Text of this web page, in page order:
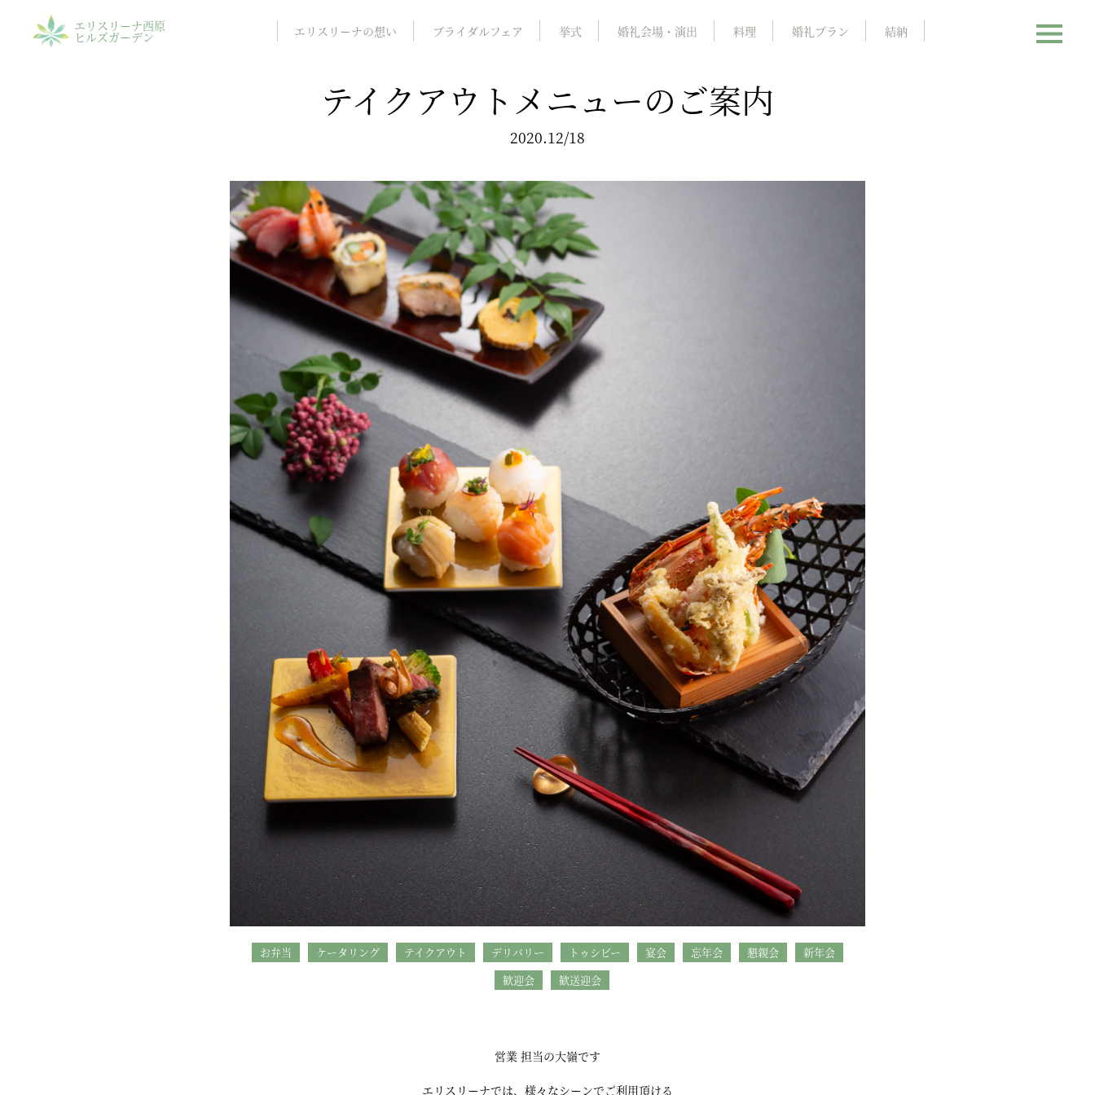
エリスリーナ西原
ヒルズガーデン エリスリーナの想い ブライダルフェア 挙式 婚礼会場・演出 料理 婚礼プラン 結納
テイクアウトメニューのご案内
2020.12/18
お弁当 ケータリング テイクアウト デリバリー トゥシビー 宴会 忘年会 懇親会
新年会
歓迎会
歓送迎会
営業 担当の大嶺です
エリスリーナでは、様々なシーンでご利用頂ける